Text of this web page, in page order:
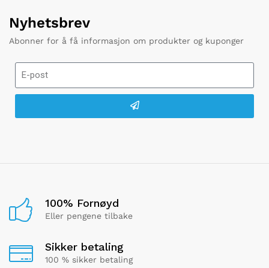
Nyhetsbrev
Abonner for å få informasjon om produkter og kuponger
100% Fornøyd
Eller pengene tilbake
Sikker betaling
100 % sikker betaling